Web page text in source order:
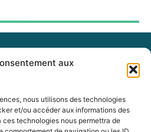
aux
nous utilisons des technologies
et/ou accéder aux informations des
technologies nous permettra de
bureau 100
(Québec)
J3G 0B7
Intranet